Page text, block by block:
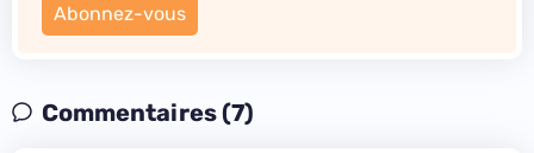
Abonnez-vous
Commentaires (7)